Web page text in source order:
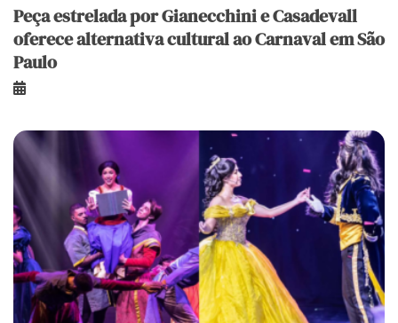
Peça estrelada por Gianecchini e Casadevall
oferece alternativa cultural ao Carnaval em São
Paulo